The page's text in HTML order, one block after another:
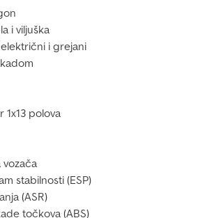
i viljuška
i grejani
polova
vozača
stabilnosti (ESP)
(ASR)
točkova (ABS)